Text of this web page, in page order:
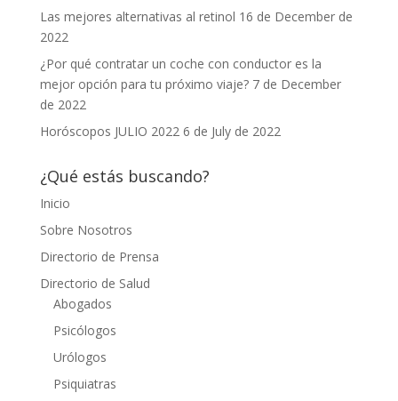
Las mejores alternativas al retinol 16 de December de
2022
¿Por qué contratar un coche con conductor es la
mejor opción para tu próximo viaje? 7 de December
de 2022
Horóscopos JULIO 2022 6 de July de 2022
¿Qué estás buscando?
Inicio
Sobre Nosotros
Directorio de Prensa
Directorio de Salud
Abogados
Psicólogos
Urólogos
Psiquiatras